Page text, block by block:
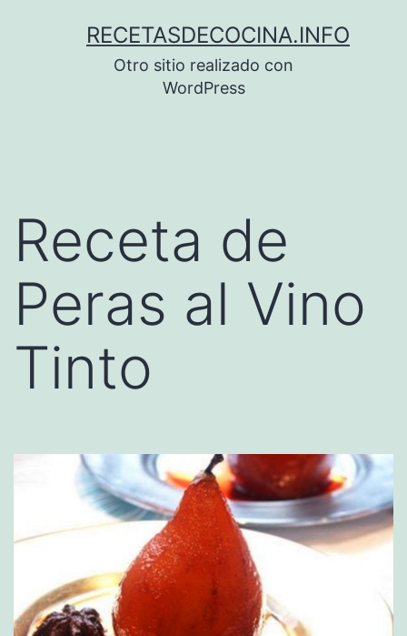
RECETASDECOCINA.INFO
Otro sitio realizado con
WordPress
Receta de
Peras al Vino
Tinto